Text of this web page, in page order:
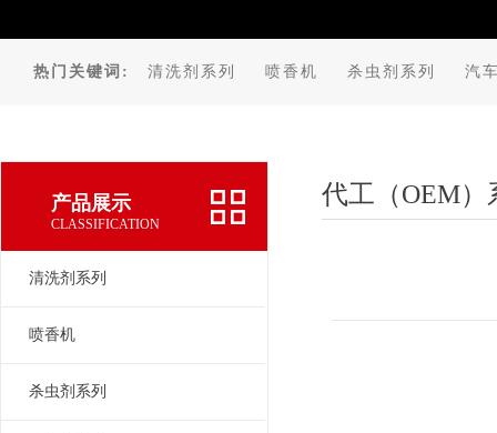
热门关键词: 清洗剂系列 喷香机 杀虫剂系列 汽
产品展示
CLASSIFICATION
清洗剂系列
喷香机
杀虫剂系列
代工（OEM）